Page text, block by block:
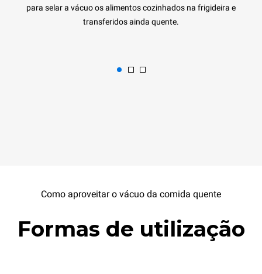
para selar a vácuo os alimentos cozinhados na frigideira e
transferidos ainda quente.
Como aproveitar o vácuo da comida quente
Formas de utilização